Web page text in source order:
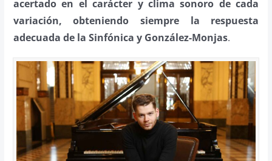
acertado en el carácter y clima sonoro de cada
variación, obteniendo siempre la respuesta
adecuada de la Sinfónica y González-Monjas.